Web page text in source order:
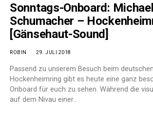
Sonntags-Onboard: Michael
Schumacher –
[Gänsehaut-Sound]
ROBIN 29. JULI 2018
Passend zu unserem Besuch beim
Hockenheimring gibt es heute eine ganz
Onboard für euch zu sehen. Während die
auf dem Nivau einer…